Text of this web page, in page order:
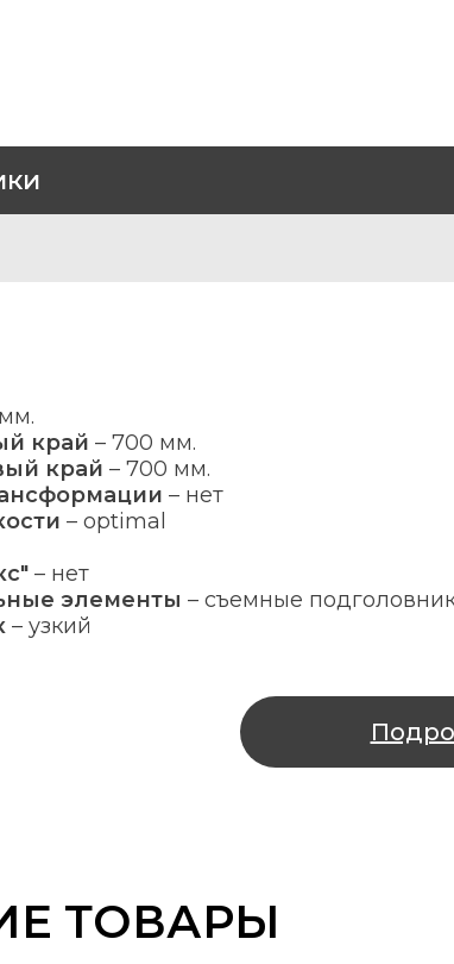
край – 700 мм.
край – 700 мм.
– нет
– optimal
– нет
элементы – съемные
– узкий
ТОВАРЫ